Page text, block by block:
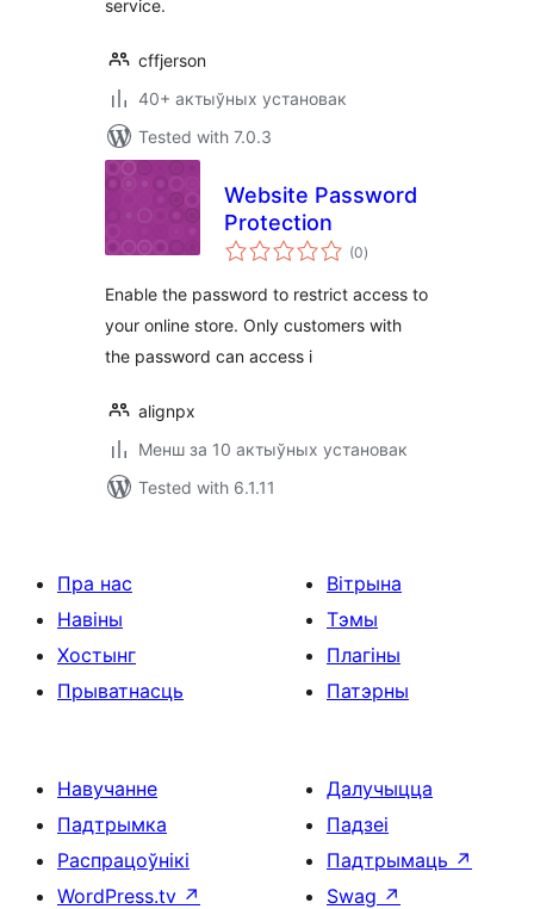
service.
cffjerson
40+ актыўных установак
Tested with 7.0.3
Website Password
Protection
(0total
ratings
)
Enable the password to restrict access to
your online store. Only customers with
the password can access i
alignpx
Менш за 10 актыўных установак
Tested with 6.1.11
Пра нас
Навіны
Хостынг
Прыватнасць
Вітрына
Тэмы
Плагіны
Патэрны
Навучанне
Падтрымка
Распрацоўнікі
WordPress.tv ↗
Далучыцца
Падзеі
Падтрымаць ↗
Swag ↗